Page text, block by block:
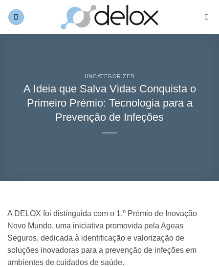
UNCATEGORIZED
A Ideia que Salva Vidas Conquista o
Primeiro Prémio: Tecnologia para a
Prevenção de Infeções
A DELOX foi distinguida com o 1.º Prémio de Inovação
Novo Mundo, uma iniciativa promovida pela Ageas
Seguros, dedicada à identificação e valorização de
soluções inovadoras para a prevenção de infeções em
ambientes de cuidados de saúde.